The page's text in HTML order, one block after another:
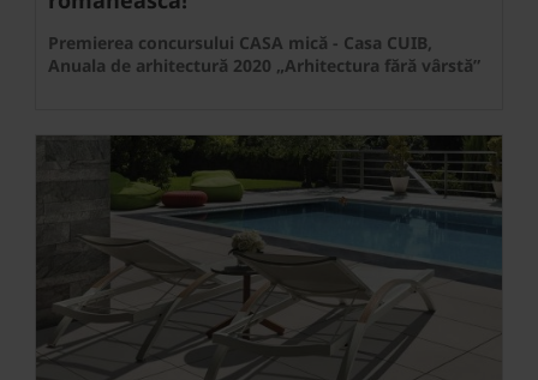
Premierea concursului CASA mică - Casa CUIB,
Anuala de arhitectură 2020 „Arhitectura fără vârstă”